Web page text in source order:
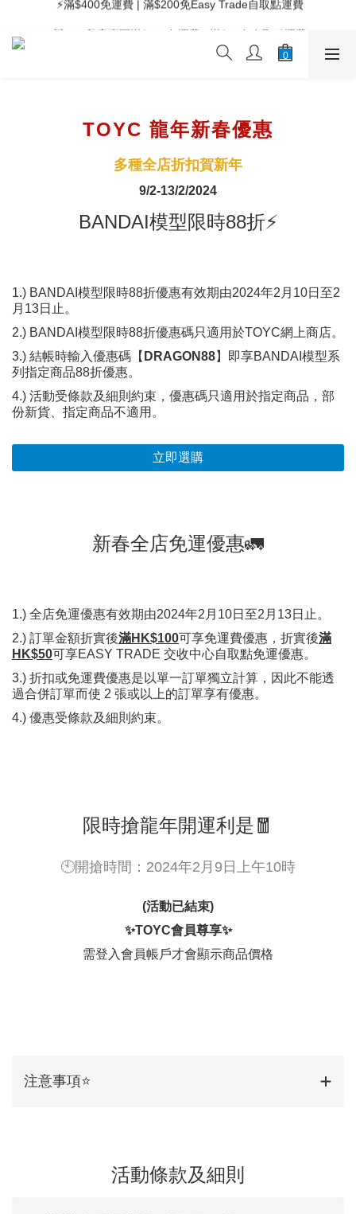
⚡滿$400免運費 | 滿$200免Easy Trade自取點運費
🧸Kids兒童專區滿$200免運費 | 滿$50免自取點運費
⚡滿$400免運費 | 滿$200免Easy Trade自取點運費
TOYC 龍年新春優惠
多種全店折扣賀新年
9/2-13/2/2024
BANDAI模型限時88折⚡
1.) BANDAI模型限時88折優惠有效期由2024年2月10日至2
月13日止。
2.) BANDAI模型限時88折優惠碼只適用於TOYC網上商店。
3.) 結帳時輸入優惠碼【 DRAGON88】即享BANDAI模型系
列指定商品88折優惠。
4.) 活動受條款及細則約束，優惠碼只適用於指定商品，部
份新貨、指定商品不適用。
立即選購
新春全店免運優惠🚛
1.) 全店免運優惠有效期由2024年2月10日至2月13日止。
2.) 訂單金額折實後滿HK$100可享免運費優惠，折實後滿
HK$50可享EASY TRADE 交收中心自取點免運優惠。
3.) 折扣或免運費優惠是以單一訂單獨立計算，因此不能透
過合併訂單而使 2 張或以上的訂單享有優惠。
4.) 優惠受條款及細則約束。
限時搶龍年開運利是🧧
🕙開搶時間：2024年2月9日上午10時
(活動已結束)
✨TOYC會員尊享✨
需登入會員帳戶才會顯示商品價格
注意事項⭐
活動條款及細則